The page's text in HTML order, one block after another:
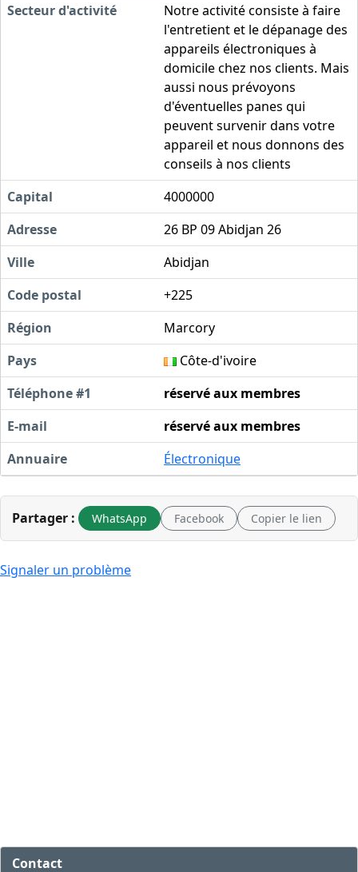
Secteur d'activité
Notre activité consiste à faire
l'entretient et le dépanage des
appareils électroniques à
domicile chez nos clients. Mais
aussi nous prévoyons
d'éventuelles panes qui
peuvent survenir dans votre
appareil et nous donnons des
conseils à nos clients
Capital
4000000
Adresse
26 BP 09 Abidjan 26
Ville
Abidjan
Code postal
+225
Région
Marcory
Pays
Côte-d'ivoire
Téléphone #1
réservé aux membres
E-mail
réservé aux membres
Annuaire
Électronique
Partager : WhatsApp Facebook Copier le lien
Signaler un problème
Contact